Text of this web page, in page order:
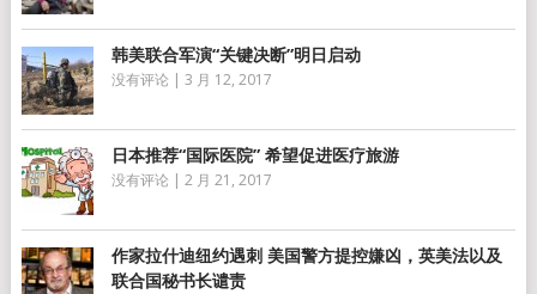
韩美联合军演“关键决断”明日启动
没有评论 | 3 月 12, 2017
日本推荐“国际医院” 希望促进医疗旅游
没有评论 | 2 月 21, 2017
作家拉什迪纽约遇刺 美国警方提控嫌凶，英美法以及
联合国秘书长谴责